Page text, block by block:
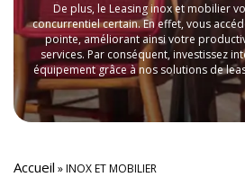
De plus, le Leasing inox et mobilier
concurrentiel certain. En effet, vous
pointe, améliorant ainsi votre
services. Par conséquent, investissez
équipement grâce à nos solutions de
Accueil »INOX ET MOBILIER